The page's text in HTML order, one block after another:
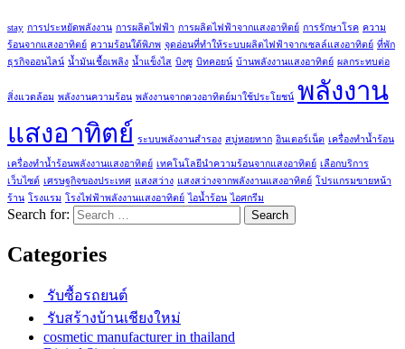
stay การประหยัดพลังงาน การผลิตไฟฟ้า การผลิตไฟฟ้าจากแสงอาทิตย์ การรักษาโรค ความ
ร้อนจากแสงอาทิตย์ ความร้อนใต้พิภพ จุดอ่อนที่ทำให้ระบบผลิตไฟฟ้าจากเซลล์แสงอาทิตย์ ที่พัก
ธุรกิจออนไลน์ น้ำมันเชื้อเพลิง น้ำแข็งไส บิงซู บิทคอยน์ บ้านพลังงานแสงอาทิตย์ ผลกระทบต่อ
สิ่งแวดล้อม พลังงานความร้อน พลังงานจากดวงอาทิตย์มาใช้ประโยชน์ พลังงาน
แสงอาทิตย์ ระบบพลังงานสำรอง สบู่หอยทาก อินเตอร์เน็ต เครื่องทำน้ำร้อน
เครื่องทำน้ำร้อนพลังงานแสงอาทิตย์ เทคโนโลยีนำความร้อนจากแสงอาทิตย์ เลือกบริการ
เว็บไซต์ เศรษฐกิจของประเทศ แสงสว่าง แสงสว่างจากพลังงานแสงอาทิตย์ โปรแกรมขายหน้า
ร้าน โรงแรม โรงไฟฟ้าพลังงานแสงอาทิตย์ ไอน้ำร้อน ไอศกรีม
Search for:
Categories
รับซื้อรถยนต์
รับสร้างบ้านเชียงใหม่
cosmetic manufacturer in thailand